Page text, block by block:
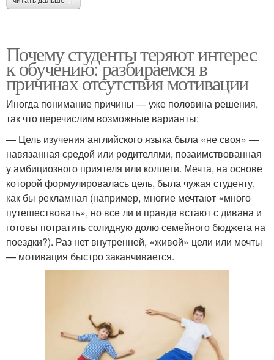
Почему студенты теряют интерес
к обучению: разбираемся в
причинах отсутствия мотивации
Иногда понимание причины — уже половина решения,
так что перечислим возможные варианты:
— Цель изучения английского языка была «не своя» —
навязанная средой или родителями, позаимствованная
у амбициозного приятеля или коллеги. Мечта, на основе
которой формулировалась цель, была чужая студенту,
как бы рекламная (например, многие мечтают «много
путешествовать», но все ли и правда встают с дивана и
готовы потратить солидную долю семейного бюджета на
поездки?). Раз нет внутренней, «живой» цели или мечты
— мотивация быстро заканчивается.